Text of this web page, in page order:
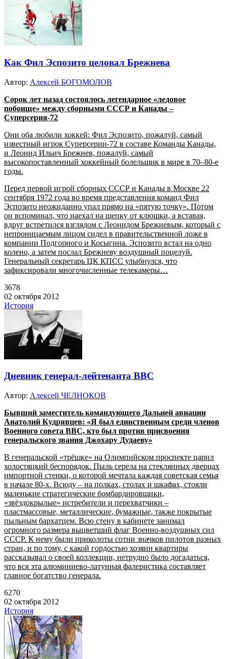
Как Фил Эспозито целовал Брежнева
Автор: Алексей БОГОМОЛОВ
Сорок лет назад состоялось легендарное «ледовое
побоище» между сборными СССР и Канады –
Суперсерия-72
Они оба любили хоккей: Фил Эспозито, пожалуй, самый
известный игрок Суперсерии-72 в составе Команды Канады,
и Леонид Ильич Брежнев, пожалуй, самый
высокопоставленный хоккейный болельщик в мире в 70–80-е
годы.
Перед первой игрой сборных СССР и Канады в Москве 22
сентября 1972 года во время представления команд Фил
Эспозито неожиданно упал прямо на «пятую точку». Потом
он вспоминал, что наехал на щепку от клюшки, а вставая,
вдруг встретился взглядом с Леонидом Брежневым, который с
непроницаемым лицом сидел в правительственной ложе в
компании Подгорного и Косыгина. Эспозито встал на одно
колено, а затем послал Брежневу воздушный поцелуй.
Генеральный секретарь ЦК КПСС улыбнулся, что
зафиксировали многочисленные телекамеры…
3678
02 октября 2012
История
Дневник генерал-лейтенанта ВВС
Автор: Алексей ЧЕЛНОКОВ
Бывший заместитель командующего Дальней авиации
Анатолий Кудрявцев: «Я был единственным среди членов
Военного совета ВВС, кто был против присвоения
генеральского звания Джохару Дудаеву»
В генеральской «трёшке» на Олимпийском проспекте царил
холостяцкий беспорядок. Пыль серела на стеклянных дверцах
импортной стенки, о которой мечтала каждая советская семья
в начале 80-х. Всюду – на полках, столах и шкафах, стояли
маленькие стратегические бомбардировщики,
«звёздокрылые» истребители и перехватчики –
пластмассовые, металлические, бумажные, также покрытые
пыльным бархатцем. Всю стену в кабинете занимал
огромного размера выцветший флаг Военно-воздушных сил
СССР. К нему были приколоты сотни значков пилотов разных
стран, и по тому, с какой гордостью хозяин квартиры
рассказывал о своей коллекции, нетрудно было догадаться,
что вся эта алюминиево-латунная фалеристика составляет
главное богатство генерала.
6270
02 октября 2012
История